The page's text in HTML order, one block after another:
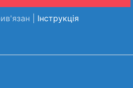
| Інструкція